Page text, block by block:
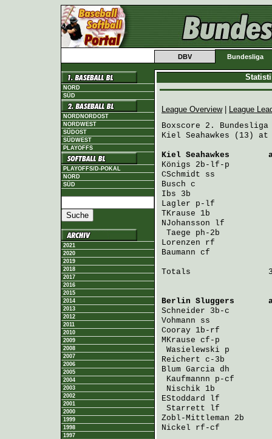
DBV Bundesliga
NORD
SÜD
NORDNORDOST
NORDWEST
SÜDOST
SÜDWEST
PLAYOFFS
PLAYOFFS/D-POKAL
NORD
SÜD
2021
2020
2019
2018
2017
2016
2015
2014
2013
2012
2011
2010
2009
2008
2007
2006
2005
2004
2003
2002
2001
2000
1999
1998
1997
League Overview|
League
Boxscore 2.
Kiel Seahawkes (13)
Kiel Seahawkes
Königs 2b-lf-p
CSchmidt ss            4
Busch c                4
Ibs 3b                 4
Lagler p-lf            3
TKrause 1b
NJohansson lf          2
Taege ph-2b
Lorenzen rf            3
Baumann cf             4
Totals
Berlin Sluggers
Schneider 3b-c
Vohmann ss             2
Cooray 1b-rf
MKrause cf-p
Wasielewski p
Reichert c-3b
Blum Garcia dh
Kaufmannn p-cf
Nischik 1b
EStoddard lf           2
Starrett lf           2
Zobl-Mittleman 2b
Nickel rf-cf           4